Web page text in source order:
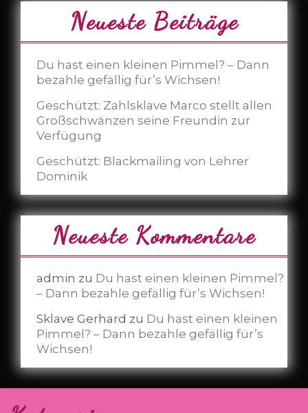
Neueste Beiträge
Du hast einen kleinen Pimmel? – Dann
bezahle gefällig für’s Wichsen!
Geschützt: Zahlsklave Marco stellt allen
Großschwänzen seine Freundin zur
Verfügung
Geschützt: Blackmailing von Lehrer
Dominik
Neueste Kommentare
admin zu Du hast einen kleinen Pimmel?
– Dann bezahle gefällig für’s Wichsen!
Sklave Gerhard zu Du hast einen kleinen
Pimmel? – Dann bezahle gefällig für’s
Wichsen!